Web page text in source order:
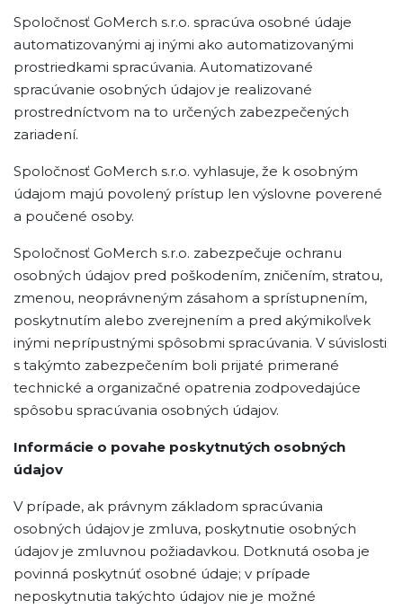
Spoločnosť GoMerch s.r.o. spracúva osobné údaje
automatizovanými aj inými ako automatizovanými
prostriedkami spracúvania. Automatizované
spracúvanie osobných údajov je realizované
prostredníctvom na to určených zabezpečených
zariadení.
Spoločnosť GoMerch s.r.o. vyhlasuje, že k osobným
údajom majú povolený prístup len výslovne poverené
a poučené osoby.
Spoločnosť GoMerch s.r.o. zabezpečuje ochranu
osobných údajov pred poškodením, zničením, stratou,
zmenou, neoprávneným zásahom a sprístupnením,
poskytnutím alebo zverejnením a pred akýmikoľvek
inými neprípustnými spôsobmi spracúvania. V súvislosti
s takýmto zabezpečením boli prijaté primerané
technické a organizačné opatrenia zodpovedajúce
spôsobu spracúvania osobných údajov.
Informácie o povahe poskytnutých osobných
údajov
V prípade, ak právnym základom spracúvania
osobných údajov je zmluva, poskytnutie osobných
údajov je zmluvnou požiadavkou. Dotknutá osoba je
povinná poskytnúť osobné údaje; v prípade
neposkytnutia takýchto údajov nie je možné